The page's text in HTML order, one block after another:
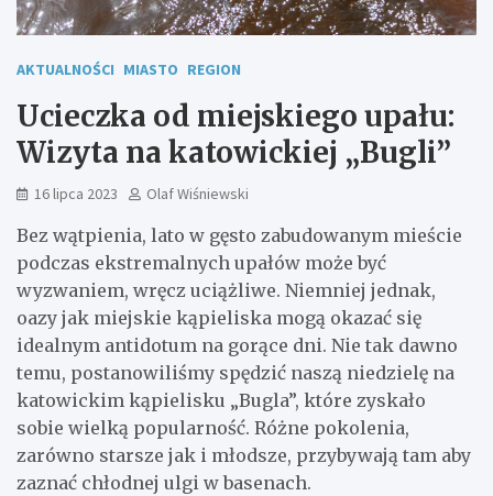
AKTUALNOŚCI MIASTO REGION
Ucieczka od miejskiego upału:
Wizyta na katowickiej „Bugli”
16 lipca 2023 Olaf Wiśniewski
Bez wątpienia, lato w gęsto zabudowanym mieście
podczas ekstremalnych upałów może być
wyzwaniem, wręcz uciążliwe. Niemniej jednak,
oazy jak miejskie kąpieliska mogą okazać się
idealnym antidotum na gorące dni. Nie tak dawno
temu, postanowiliśmy spędzić naszą niedzielę na
katowickim kąpielisku „Bugla”, które zyskało
sobie wielką popularność. Różne pokolenia,
zarówno starsze jak i młodsze, przybywają tam aby
zaznać chłodnej ulgi w basenach.